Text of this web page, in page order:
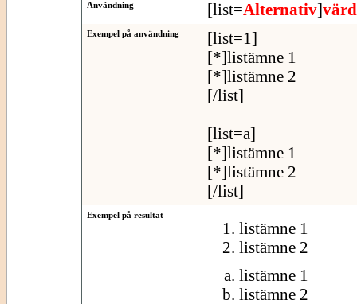
Användning [list=Alternativ]
Exempel på användning
[list=1]
[*]listämne 1
[*]listämne 2
[/list]
[list=a]
[*]listämne 1
[*]listämne 2
[/list]
Exempel på resultat
listämne 1
listämne 2
listämne 1
listämne 2